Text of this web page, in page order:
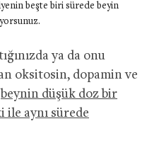
beşte biri sürede beyin
ya da onu
oksitosin, dopamin ve
beynin düşük doz bir
aynı sürede